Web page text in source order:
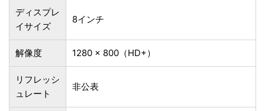
ディスプレ
イサイズ
8インチ
解像度 1280 × 800（HD+）
リフレッシ
ュレート
非公表